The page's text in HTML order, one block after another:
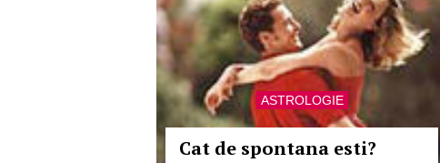
ASTROLOGIE
Cat de spontana esti?